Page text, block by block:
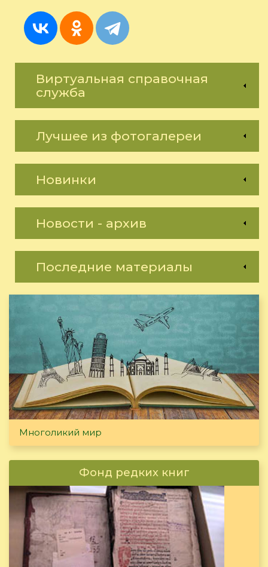
Виртуальная справочная
служба
Лучшее из фотогалереи
Новинки
Новости - архив
Последние материалы
Многоликий мир
Фонд редких книг